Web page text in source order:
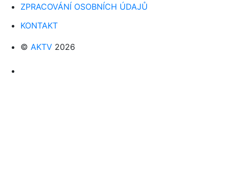
ZPRACOVÁNÍ OSOBNÍCH ÚDAJŮ
KONTAKT
© AKTV 2026